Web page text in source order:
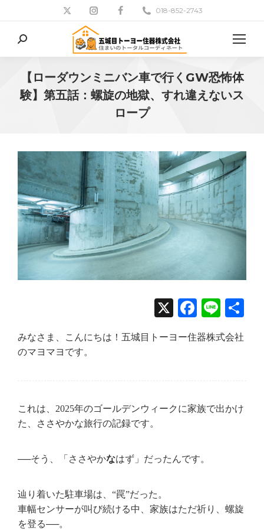
018-852-2743
検
索:
【ローダウンミニバン車で行くGW恐怖体
験】第五話：螺旋の地獄、すれ違えないス
ロープ
X Line
みなさま、こんにちは！五城目トーヨー住器株式会社
のマヨマヨです。
これは、2025年のゴールデンウィークに家族で出かけ
た、ささやかな旅行の記録です。
──そう、「ささやかなはず」だったんです。
辿り着いた駐車場は、“罠”だった。
車幅センサーが叫び続ける中、家族はただ祈り、螺旋
を登る──。